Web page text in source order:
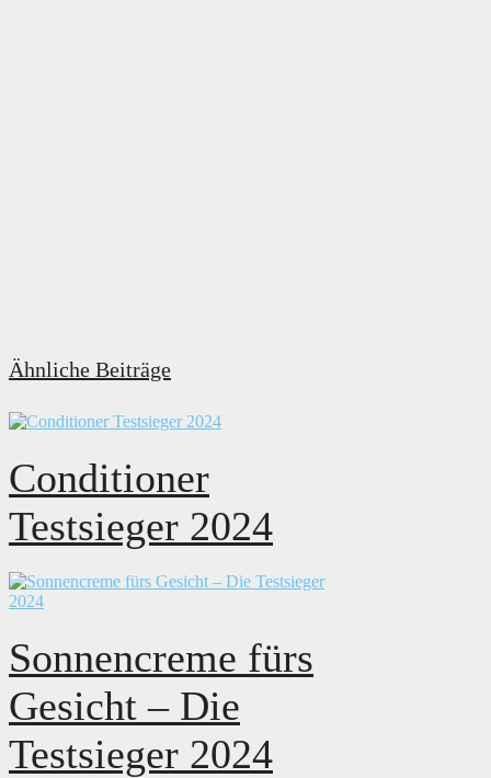
Ähnliche Beiträge
Conditioner
Testsieger 2024
Sonnencreme fürs
Gesicht – Die
Testsieger 2024